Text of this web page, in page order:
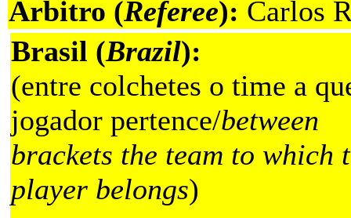
Árbitro (Referee): Carlos
Brasil (Brazil):
(entre colchetes o time a
jogador pertence/between
brackets the team to which
player belongs)